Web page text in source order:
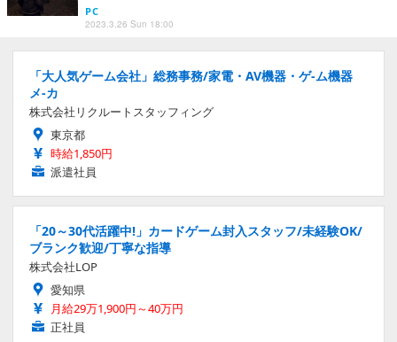
PC
2023.3.26 Sun 18:00
「大人気ゲーム会社」総務事務/家電・AV機器・ゲ-ム機器
メ-カ
株式会社リクルートスタッフィング
東京都
時給1,850円
派遣社員
「20～30代活躍中!」カードゲーム封入スタッフ/未経験OK/
ブランク歓迎/丁寧な指導
株式会社LOP
愛知県
月給29万1,900円～40万円
正社員